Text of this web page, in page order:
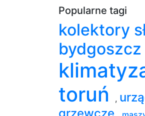
Popularne tagi
kolektory
bydgoszcz
toruń ,
grzewcze